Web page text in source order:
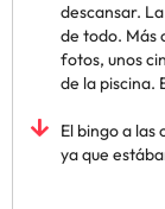
descansar.
de todo. Más
fotos, unos
de la piscina.
El bingo a
ya que